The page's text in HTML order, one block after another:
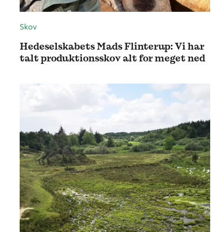
Skov
Hedeselskabets Mads Flinterup: Vi har
talt produktionsskov alt for meget ned